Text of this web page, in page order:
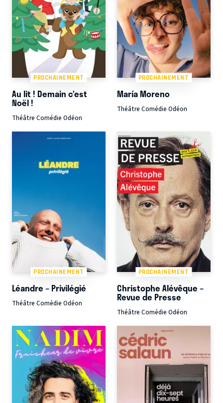
PROCHAINEMENT
Au lit ! Demain c’est
Noël !
Théâtre Comédie Odéon
PROCHAINEMENT
María Moreno
Théâtre Comédie Odéon
PROCHAINEMENT
Léandre – Privilégié
Théâtre Comédie Odéon
PROCHAINEMENT
Christophe Alévêque –
Revue de Presse
Théâtre Comédie Odéon